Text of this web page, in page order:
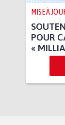
MISE À
POUR
«